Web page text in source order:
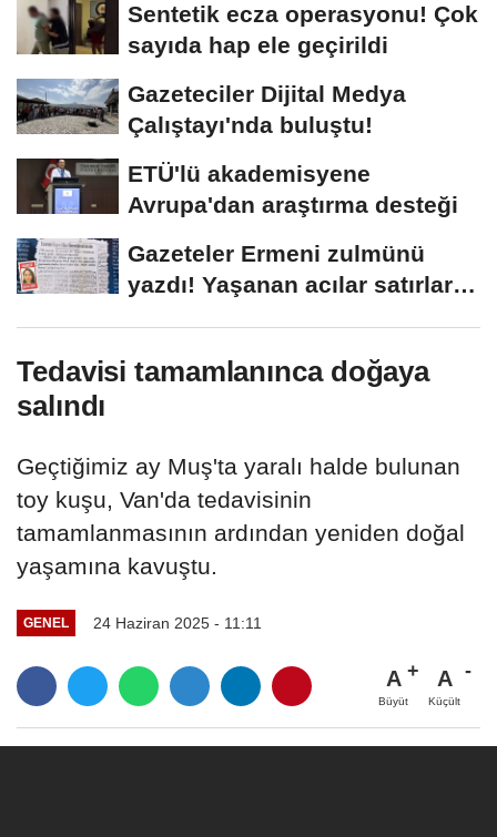
Sentetik ecza operasyonu! Çok
sayıda hap ele geçirildi
Gazeteciler Dijital Medya
Çalıştayı'nda buluştu!
ETÜ'lü akademisyene
Avrupa'dan araştırma desteği
Gazeteler Ermeni zulmünü
yazdı! Yaşanan acılar satırlara
Tedavisi tamamlanınca doğaya
salındı
Geçtiğimiz ay Muş'ta yaralı halde bulunan
toy kuşu, Van'da tedavisinin
tamamlanmasının ardından yeniden doğal
yaşamına kavuştu.
GENEL 24 Haziran 2025 - 11:11
A
Büyüt
A
Küçült